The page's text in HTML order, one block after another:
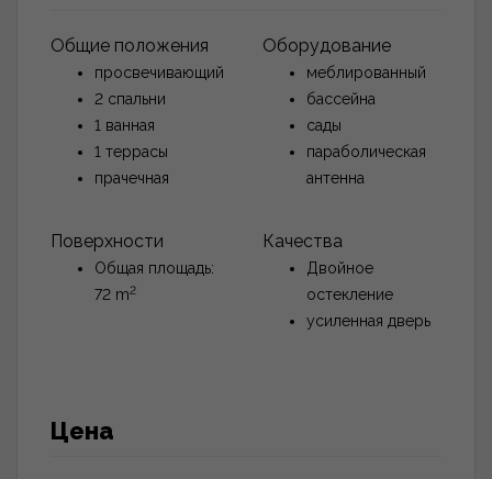
Общие положения
просвечивающий
2 спальни
1 ванная
1 террасы
прачечная
Поверхности
Общая площадь:
72 m2
Oборудование
меблированный
бассейна
сады
параболическая
антенна
Качества
Двойное
остекление
усиленная дверь
Цена